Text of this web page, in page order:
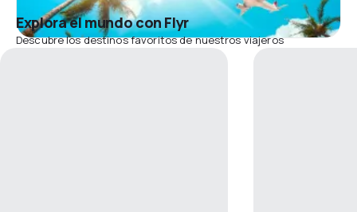
Explora el mundo con Flyr
Descubre los destinos favoritos de nuestros viajeros